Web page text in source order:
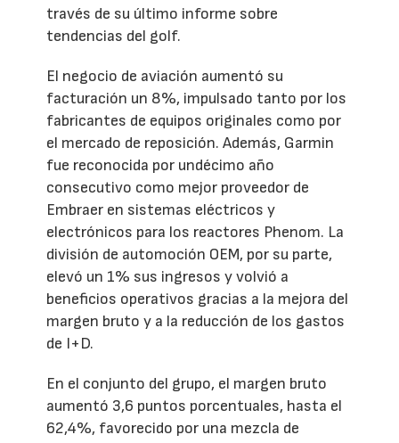
través de su último informe sobre
tendencias del golf.
El negocio de aviación aumentó su
facturación un 8%, impulsado tanto por los
fabricantes de equipos originales como por
el mercado de reposición. Además, Garmin
fue reconocida por undécimo año
consecutivo como mejor proveedor de
Embraer en sistemas eléctricos y
electrónicos para los reactores Phenom. La
división de automoción OEM, por su parte,
elevó un 1% sus ingresos y volvió a
beneficios operativos gracias a la mejora del
margen bruto y a la reducción de los gastos
de I+D.
En el conjunto del grupo, el margen bruto
aumentó 3,6 puntos porcentuales, hasta el
62,4%, favorecido por una mezcla de